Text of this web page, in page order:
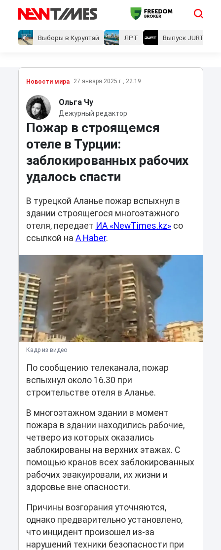
Выборы в Курултай ЛРТ Выпуск JURT
Новости мира 27 января 2025 г., 22:19
Ольга Чу
Дежурный редактор
Пожар в строящемся
отеле в Турции:
заблокированных рабочих
удалось спасти
В турецкой Аланье пожар вспыхнул в
здании строящегося многоэтажного
отеля, передает ИА «NewTimes.kz»со
ссылкой на A Haber.
Кадр из видео
По сообщению телеканала, пожар
вспыхнул около 16.30 при
строительстве отеля в Аланье.
В многоэтажном здании в момент
пожара в здании находились рабочие,
четверо из которых оказались
заблокированы на верхних этажах. С
помощью кранов всех заблокированных
рабочих эвакуировали, их жизни и
здоровье вне опасности.
Причины возгорания уточняются,
однако предварительно установлено,
что инцидент произошел из-за
нарушений техники безопасности при